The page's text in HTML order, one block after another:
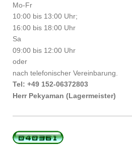
Mo-Fr
10:00 bis 13:00 Uhr;
16:00 bis 18:00 Uhr
Sa
09:00 bis 12:00 Uhr
oder
nach telefonischer Vereinbarung.
Tel: +49 152-06372803
Herr Pekyaman (Lagermeister)